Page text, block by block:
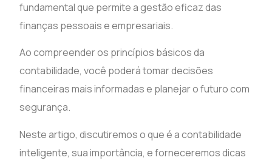
fundamental que permite a gestão eficaz das
finanças pessoais e empresariais.
Ao compreender os princípios básicos da
contabilidade, você poderá tomar decisões
financeiras mais informadas e planejar o futuro com
segurança.
Neste artigo, discutiremos o que é a contabilidade
inteligente, sua importância, e forneceremos dicas